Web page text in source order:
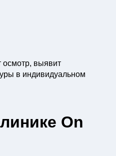
осмотр, выявит
в индивидуальном
On